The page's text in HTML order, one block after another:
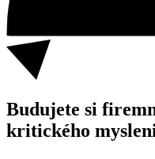
Budujete si
kritického